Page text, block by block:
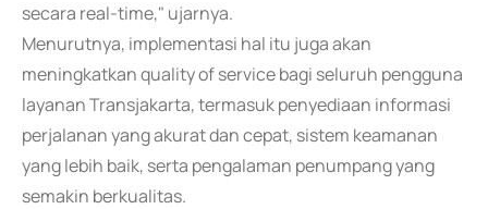
secara real-time," ujarnya.
Menurutnya, implementasi hal itu juga akan
meningkatkan quality of service bagi seluruh pengguna
layanan Transjakarta, termasuk penyediaan informasi
perjalanan yang akurat dan cepat, sistem keamanan
yang lebih baik, serta pengalaman penumpang yang
semakin berkualitas.